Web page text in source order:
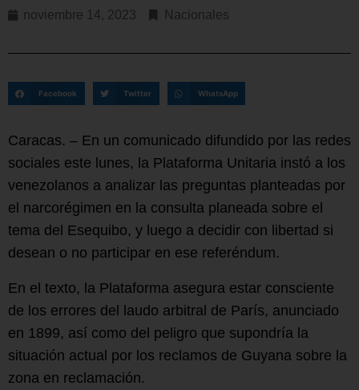
noviembre 14, 2023 Nacionales
Facebook Twitter WhatsApp
Caracas. – En un comunicado difundido por las redes
sociales este lunes, la Plataforma Unitaria instó a los
venezolanos a analizar las preguntas planteadas por
el narcorégimen en la consulta planeada sobre el
tema del Esequibo, y luego a decidir con libertad si
desean o no participar en ese referéndum.
En el texto, la Plataforma asegura estar consciente
de los errores del laudo arbitral de París, anunciado
en 1899, así como del peligro que supondría la
situación actual por los reclamos de Guyana sobre la
zona en reclamación.